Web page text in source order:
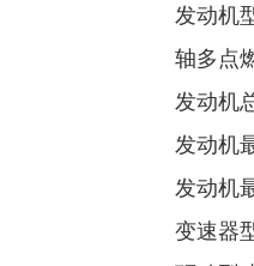
发动机型
轴多点燃
发动机总
发动机最
发动机最
变速器型